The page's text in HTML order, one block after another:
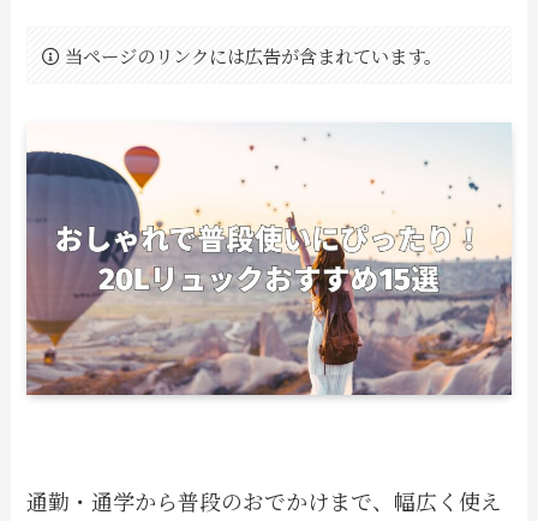
当ページのリンクには広告が含まれています。
通勤・通学から普段のおでかけまで、幅広く使え